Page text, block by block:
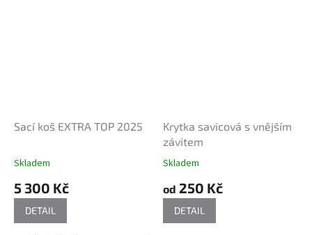
Sací koš EXTRA TOP 2025
Skladem
5 300 Kč
DETAIL
Krytka savicová s vnějším
závitem
Skladem
od 250 Kč
DETAIL